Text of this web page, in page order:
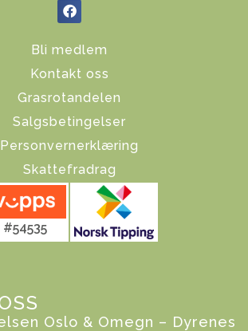
Bli medlem
Kontakt oss
Grasrotandelen
Salgsbetingelser
Personvernerklæring
Skattefradrag
#54535
Oslo & Omegn – Dyrenes